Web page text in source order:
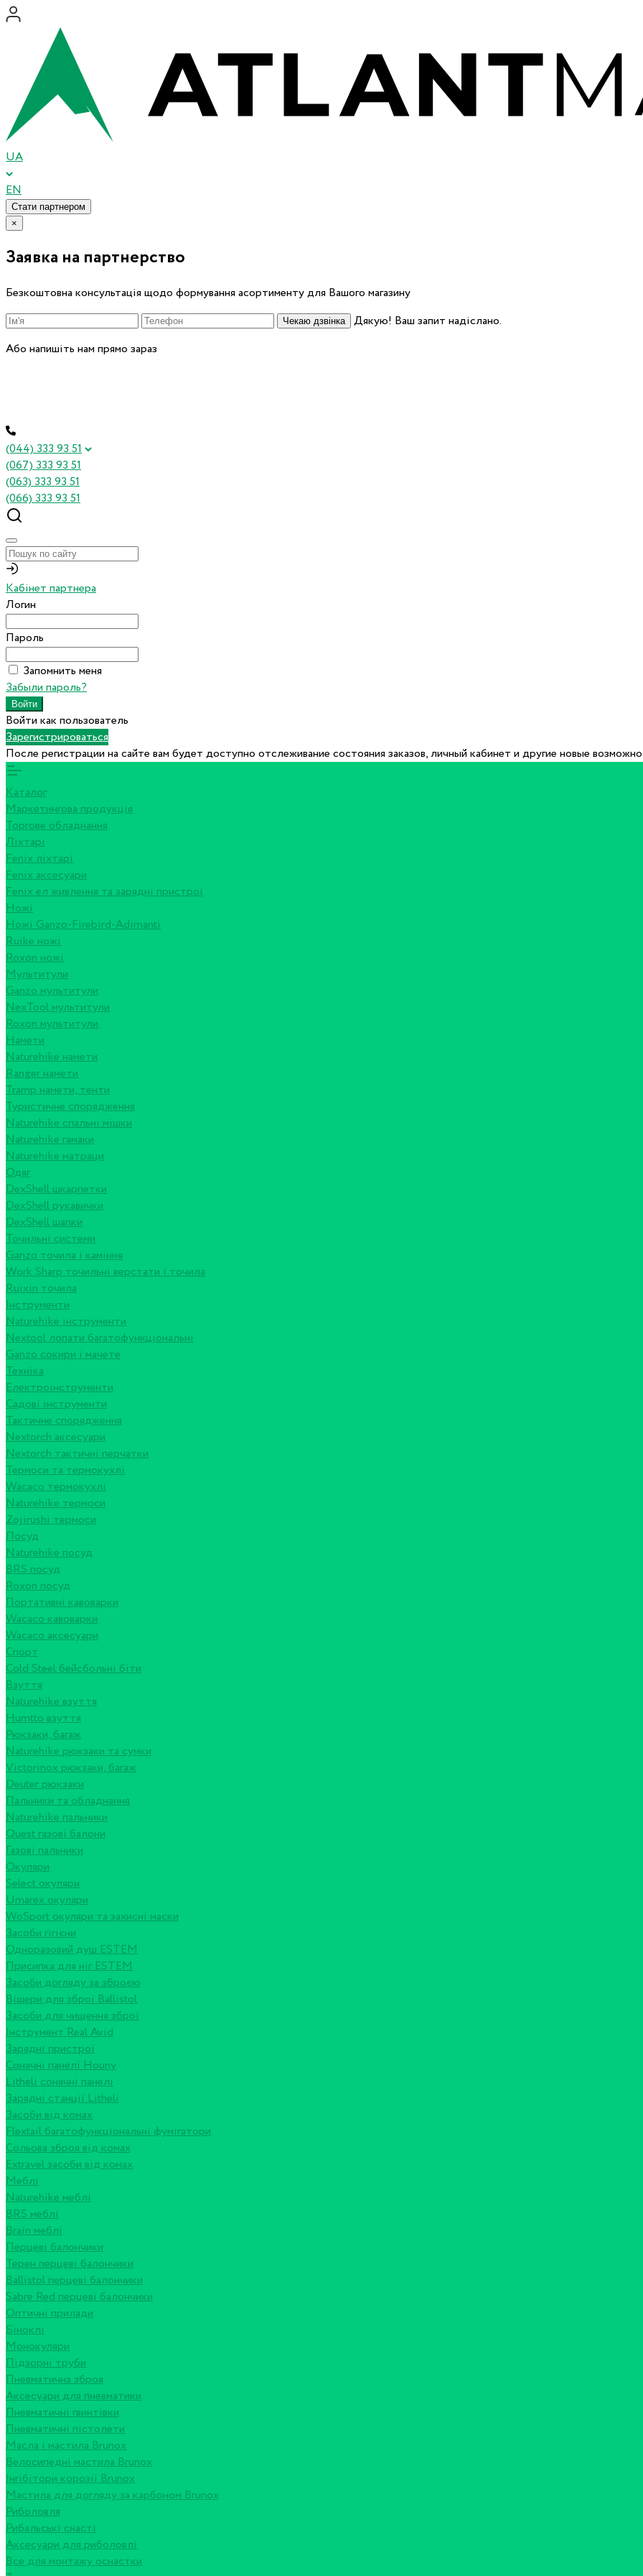
UA
EN
Стати партнером
×
Заявка на партнерство
Безкоштовна консультація щодо формування асортименту для Вашого магазину
Чекаю дзвінка
Дякую! Ваш запит надіслано.
Або напишіть нам прямо зараз
(044) 333 93 51
(067) 333 93 51
(063) 333 93 51
(066) 333 93 51
Кабінет партнера
Логин
Пароль
Запомнить меня
Забыли пароль?
Войти как пользователь
Зарегистрироваться
После регистрации на сайте вам будет доступно отслеживание состояния заказов, личный кабинет и другие новые
Каталог
Маркетингова продукція
Торгове обладнання
Ліхтарі
Fenix ліхтарі
Fenix аксесуари
Fenix ел живлення та зарядні пристрої
Ножі
Ножі Ganzo-Firebird-Adimanti
Ruike ножі
Roxon ножi
Мультитули
Ganzo мультитули
NexTool мультитули
Roxon мультитули
Намети
Naturehike намети
Ranger намети
Tramp намети, тенти
Туристичне спорядження
Naturehike спальні мішки
Naturehike гамаки
Naturehike матраци
Одяг
DexShell шкарпетки
DexShell рукавички
DexShell шапки
Точильні системи
Ganzo точила і каміння
Work Sharp точильні верстати і точила
Ruixin точила
Інструменти
Naturehike інструменти
Nextool лопати багатофункціональні
Ganzo сокири і мачете
Техніка
Електроінструменти
Садові інструменти
Тактичне спорядження
Nextorch аксесуари
Nextorch тактичні перчатки
Термоси та термокухлі
Wacaco термокухлі
Naturehike термоси
Zojirushi термоси
Посуд
Naturehike посуд
BRS посуд
Roxon посуд
Портативні кавоварки
Wacaco кавоварки
Wacaco аксесуари
Спорт
Cold Steel бейсбольні біти
Взуття
Naturehike взуття
Humtto взуття
Рюкзаки, багаж
Naturehike рюкзаки та сумки
Victorinox рюкзаки, багаж
Deuter рюкзаки
Пальники та обладнання
Naturehike пальники
Quest газові балони
Газові пальники
Окуляри
Select окуляри
Umarex окуляри
WoSport окуляри та захисні маски
Засоби гігієни
Одноразовий душ ESTEM
Присипка для ніг ESTEM
Засоби догляду за зброєю
Вішери для зброї Ballistol
Засоби для чищення зброї
Інструмент Real Avid
Зарядні пристрої
Сонячні панелі Houny
Litheli сонячні панелі
Зарядні станції Litheli
Засоби від комах
Flextail багатофункціональні фумігатори
Сольова зброя від комах
Extravel засоби від комах
Меблі
Naturehike меблі
BRS меблі
Brain меблі
Перцеві балончики
Терен перцеві балончики
Ballistol перцеві балончики
Sabre Red перцеві балончики
Оптичні прилади
Біноклі
Монокуляри
Підзорні труби
Пневматична зброя
Аксесуари для пневматики
Пневматичні гвинтівки
Пневматичні пістолети
Масла і мастила Brunox
Велосипедні мастила Brunox
Інгібітори корозії Brunox
Мастила для догляду за карбоном Brunox
Риболовля
Рибальські снасті
Аксесуари для риболовлі
Все для монтажу оснастки